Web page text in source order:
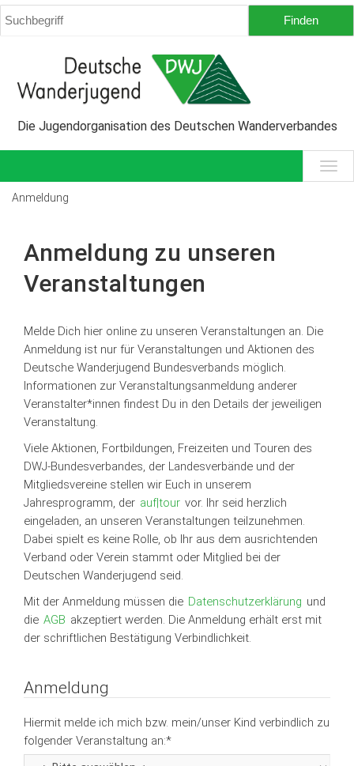
Die Jugendorganisation des Deutschen Wanderverbandes
Anmeldung
Anmeldung zu unseren
Veranstaltungen
Melde Dich hier online zu unseren Veranstaltungen an. Die
Anmeldung ist nur für Veranstaltungen und Aktionen des
Deutsche Wanderjugend Bundesverbands möglich.
Informationen zur Veranstaltungsanmeldung anderer
Veranstalter*innen findest Du in den Details der jeweiligen
Veranstaltung.
Viele Aktionen, Fortbildungen, Freizeiten und Touren des
DWJ-Bundesverbandes, der Landesverbände und der
Mitgliedsvereine stellen wir Euch in unserem
Jahresprogramm, der auf|tour vor. Ihr seid herzlich
eingeladen, an unseren Veranstaltungen teilzunehmen.
Dabei spielt es keine Rolle, ob Ihr aus dem ausrichtenden
Verband oder Verein stammt oder Mitglied bei der
Deutschen Wanderjugend seid.
Mit der Anmeldung müssen die Datenschutzerklärung und
die AGB akzeptiert werden. Die Anmeldung erhält erst mit
der schriftlichen Bestätigung Verbindlichkeit.
Anmeldung
Hiermit melde ich mich bzw. mein/unser Kind verbindlich zu
folgender Veranstaltung an:*